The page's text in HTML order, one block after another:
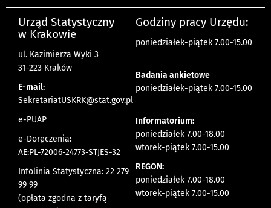
Urząd Statystyczny
w Krakowie
ul. Kazimierza Wyki 3
31-223 Kraków
E-mail:
SekretariatUSKRK@stat.gov.pl
e-PUAP
e-Doręczenia:
AE:PL-72006-24773-STJES-32
Infolinia Statystyczna: 22 279
99 99
(opłata zgodna z taryfą
Godziny pracy Urzędu:
poniedziałek-piątek 7.00-15.00
Badania ankietowe
poniedziałek-piątek 7.00-15.00
Informatorium:
poniedziałek 7.00-18.00
wtorek-piątek 7.00-15.00
REGON:
poniedziałek 7.00-18.00
wtorek-piątek 7.00-15.00